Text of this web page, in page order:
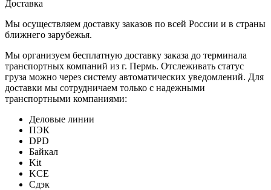
Доставка
Мы осуществляем доставку заказов по всей России и в страны
ближнего зарубежья.
Мы организуем бесплатную доставку заказа до терминала
транспортных компаний из г. Пермь. Отслеживать статус
груза можно через систему автоматических уведомлений. Для
доставки мы сотрудничаем только с надежными
транспортными компаниями:
Деловые линии
ПЭК
DPD
Байкал
Kit
KCE
Сдэк